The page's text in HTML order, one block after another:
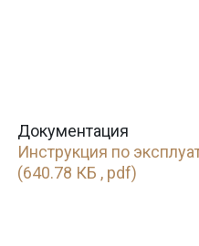
Документация
Инструкция по
(640.78 КБ , pdf)